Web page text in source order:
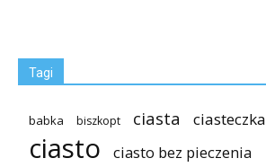
Tagi
babka biszkopt ciasta ciasteczka
ciasto ciasto bez pieczenia